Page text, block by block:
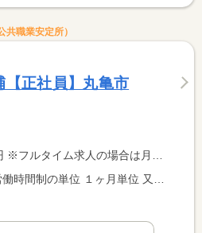
職業安定所）
【正社員】丸亀市
額（換算額）、パート求人の場合は時間額を表示しています。